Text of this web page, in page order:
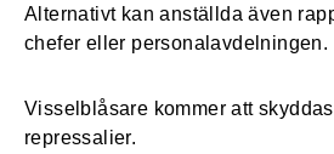
Alternativt kan anställda även
chefer eller personalavdelningen.
Visselblåsare kommer att
repressalier.